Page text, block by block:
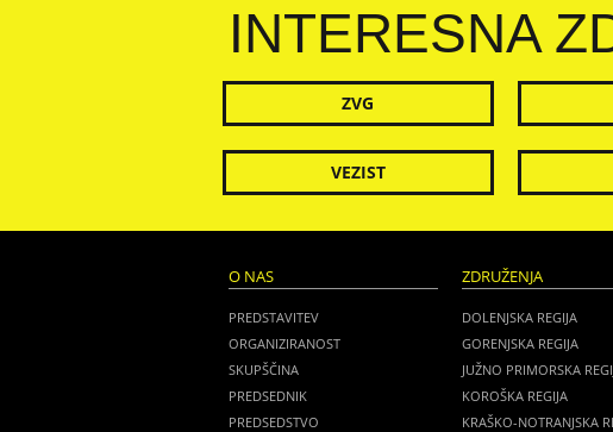
INTERESNA
ZVG
VEZIST
O NAS
PREDSTAVITEV
ORGANIZIRANOST
SKUPŠČINA
PREDSEDNIK
PREDSEDSTVO
ZDRUŽENJA
DOLENJSKA REGIJA
GORENJSKA REGIJA
JUŽNO PRIMORSKA
KOROŠKA REGIJA
KRAŠKO-NOTRANJSKA